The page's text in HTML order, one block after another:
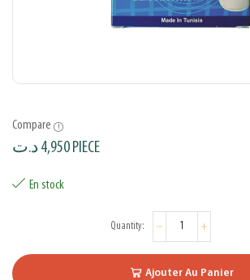
Compare
4,950د.ت PIECE
En stock
Ajouter Au Panier